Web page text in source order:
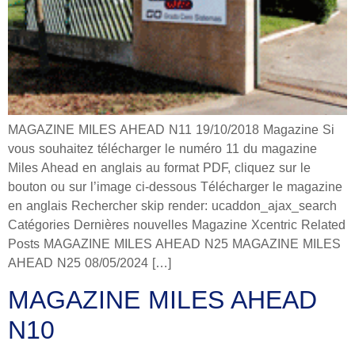
MAGAZINE MILES AHEAD N11 19/10/2018 Magazine Si
vous souhaitez télécharger le numéro 11 du magazine
Miles Ahead en anglais au format PDF, cliquez sur le
bouton ou sur l’image ci-dessous Télécharger le magazine
en anglais Rechercher skip render: ucaddon_ajax_search
Catégories Dernières nouvelles Magazine Xcentric Related
Posts MAGAZINE MILES AHEAD N25 MAGAZINE MILES
AHEAD N25 08/05/2024 […]
MAGAZINE MILES AHEAD
N10